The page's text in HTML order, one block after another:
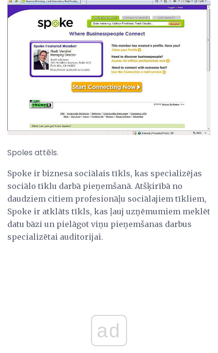
Spoles attēls.
Spoke ir biznesa sociālais tīkls, kas specializējas
sociālo tīklu darbā pieņemšanā. Atšķirībā no
daudziem citiem profesionāļu sociālajiem tīkliem,
Spoke ir atklāts tīkls, kas ļauj uzņēmumiem meklēt
datu bāzi un pielāgot viņu pieņemšanas darbus
specializētai auditorijai.
ad